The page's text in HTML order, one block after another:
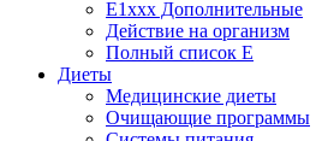
E1xxx Дополнительные
Действие на организм
Полный список E
Диеты
Медицинские диеты
Очищающие программы